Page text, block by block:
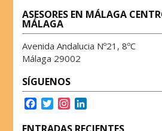
ASESORES EN MÁLAGA
MÁLAGA
Avenida Andalucia Nº21, 8ºC
Málaga 29002
SÍGUENOS
F
c
T
i
s
n
ENTRADAS RECIENTES